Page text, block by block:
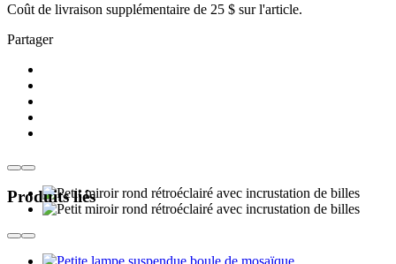
Coût de livraison supplémentaire de 25 $ sur l'article.
Partager
Produits liés